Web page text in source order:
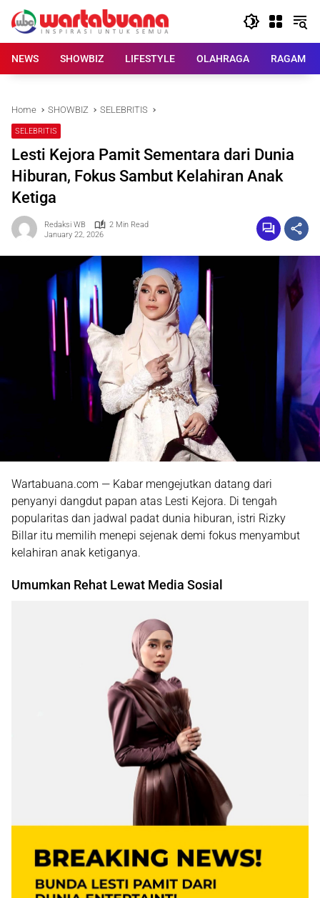
content
NEWS
SHOWBIZ LIFESTYLE OLAHRAGA RAGAM
Home SHOWBIZ SELEBRITIS
SELEBRITIS
Lesti Kejora Pamit Sementara dari Dunia
Hiburan, Fokus Sambut Kelahiran Anak
Ketiga
Redaksi WB
2 Min Read
January 22, 2026
Wartabuana.com — Kabar mengejutkan datang dari
penyanyi dangdut papan atas Lesti Kejora. Di tengah
popularitas dan jadwal padat dunia hiburan, istri Rizky
Billar itu memilih menepi sejenak demi fokus menyambut
kelahiran anak ketiganya.
Umumkan Rehat Lewat Media Sosial